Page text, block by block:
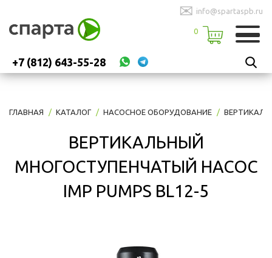
✉ info@spartaspb.ru
0
+7 (812) 643-55-28
ГЛАВНАЯ КАТАЛОГ НАСОСНОЕ ОБОРУДОВАНИЕ
ВЕРТИКАЛЬНЫЙ
МНОГОСТУПЕНЧАТЫЙ НАСОС
IMP PUMPS BL12-5